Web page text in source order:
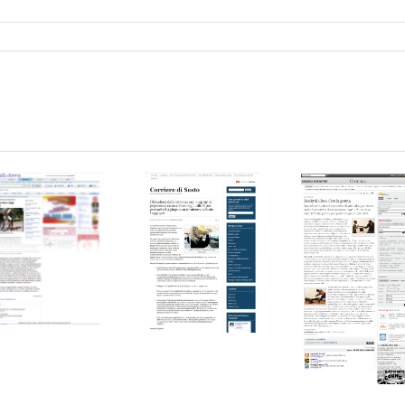
–
CorriereSesto.wordpress.com
– 08
2012
– 09
Febbraio